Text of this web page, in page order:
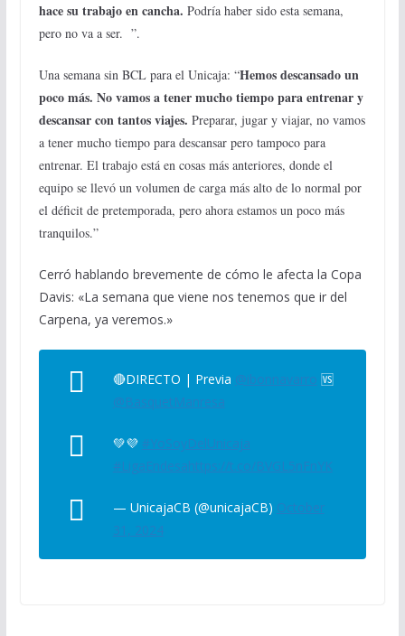
hace su trabajo en cancha. Podría haber sido esta semana,
pero no va a ser. ”.
Una semana sin BCL para el Unicaja: “Hemos descansado un
poco más. No vamos a tener mucho tiempo para entrenar y
descansar con tantos viajes. Preparar, jugar y viajar, no vamos
a tener mucho tiempo para descansar pero tampoco para
entrenar. El trabajo está en cosas más anteriores, donde el
equipo se llevó un volumen de carga más alto de lo normal por
el déficit de pretemporada, pero ahora estamos un poco más
tranquilos.”
Cerró hablando brevemente de cómo le afecta la Copa
Davis: «La semana que viene nos tenemos que ir del
Carpena, ya veremos.»
🔴DIRECTO | Previa @ibonnavarro 🆚
@BasquetManresa
💚💜 #YoSoyDelUnicaja
#LigaEndesahttps://t.co/BVGL5nFnYK
— UnicajaCB (@unicajaCB) October
31, 2024